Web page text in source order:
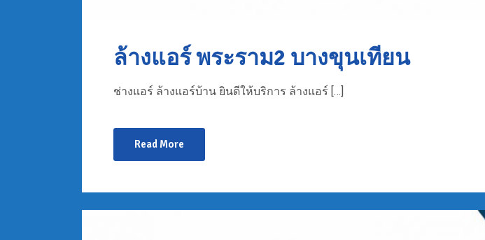
ล้างแอร์ พระราม2 บางขุนเทียน
ช่างแอร์ ล้างแอร์บ้าน ยินดีให้บริการ ล้างแอร์ […]
Read More